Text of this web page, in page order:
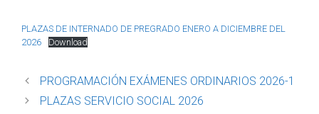
PLAZAS DE INTERNADO DE PREGRADO ENERO A DICIEMBRE DEL
2026
Download
PROGRAMACIÓN EXÁMENES ORDINARIOS 2026-1
PLAZAS SERVICIO SOCIAL 2026